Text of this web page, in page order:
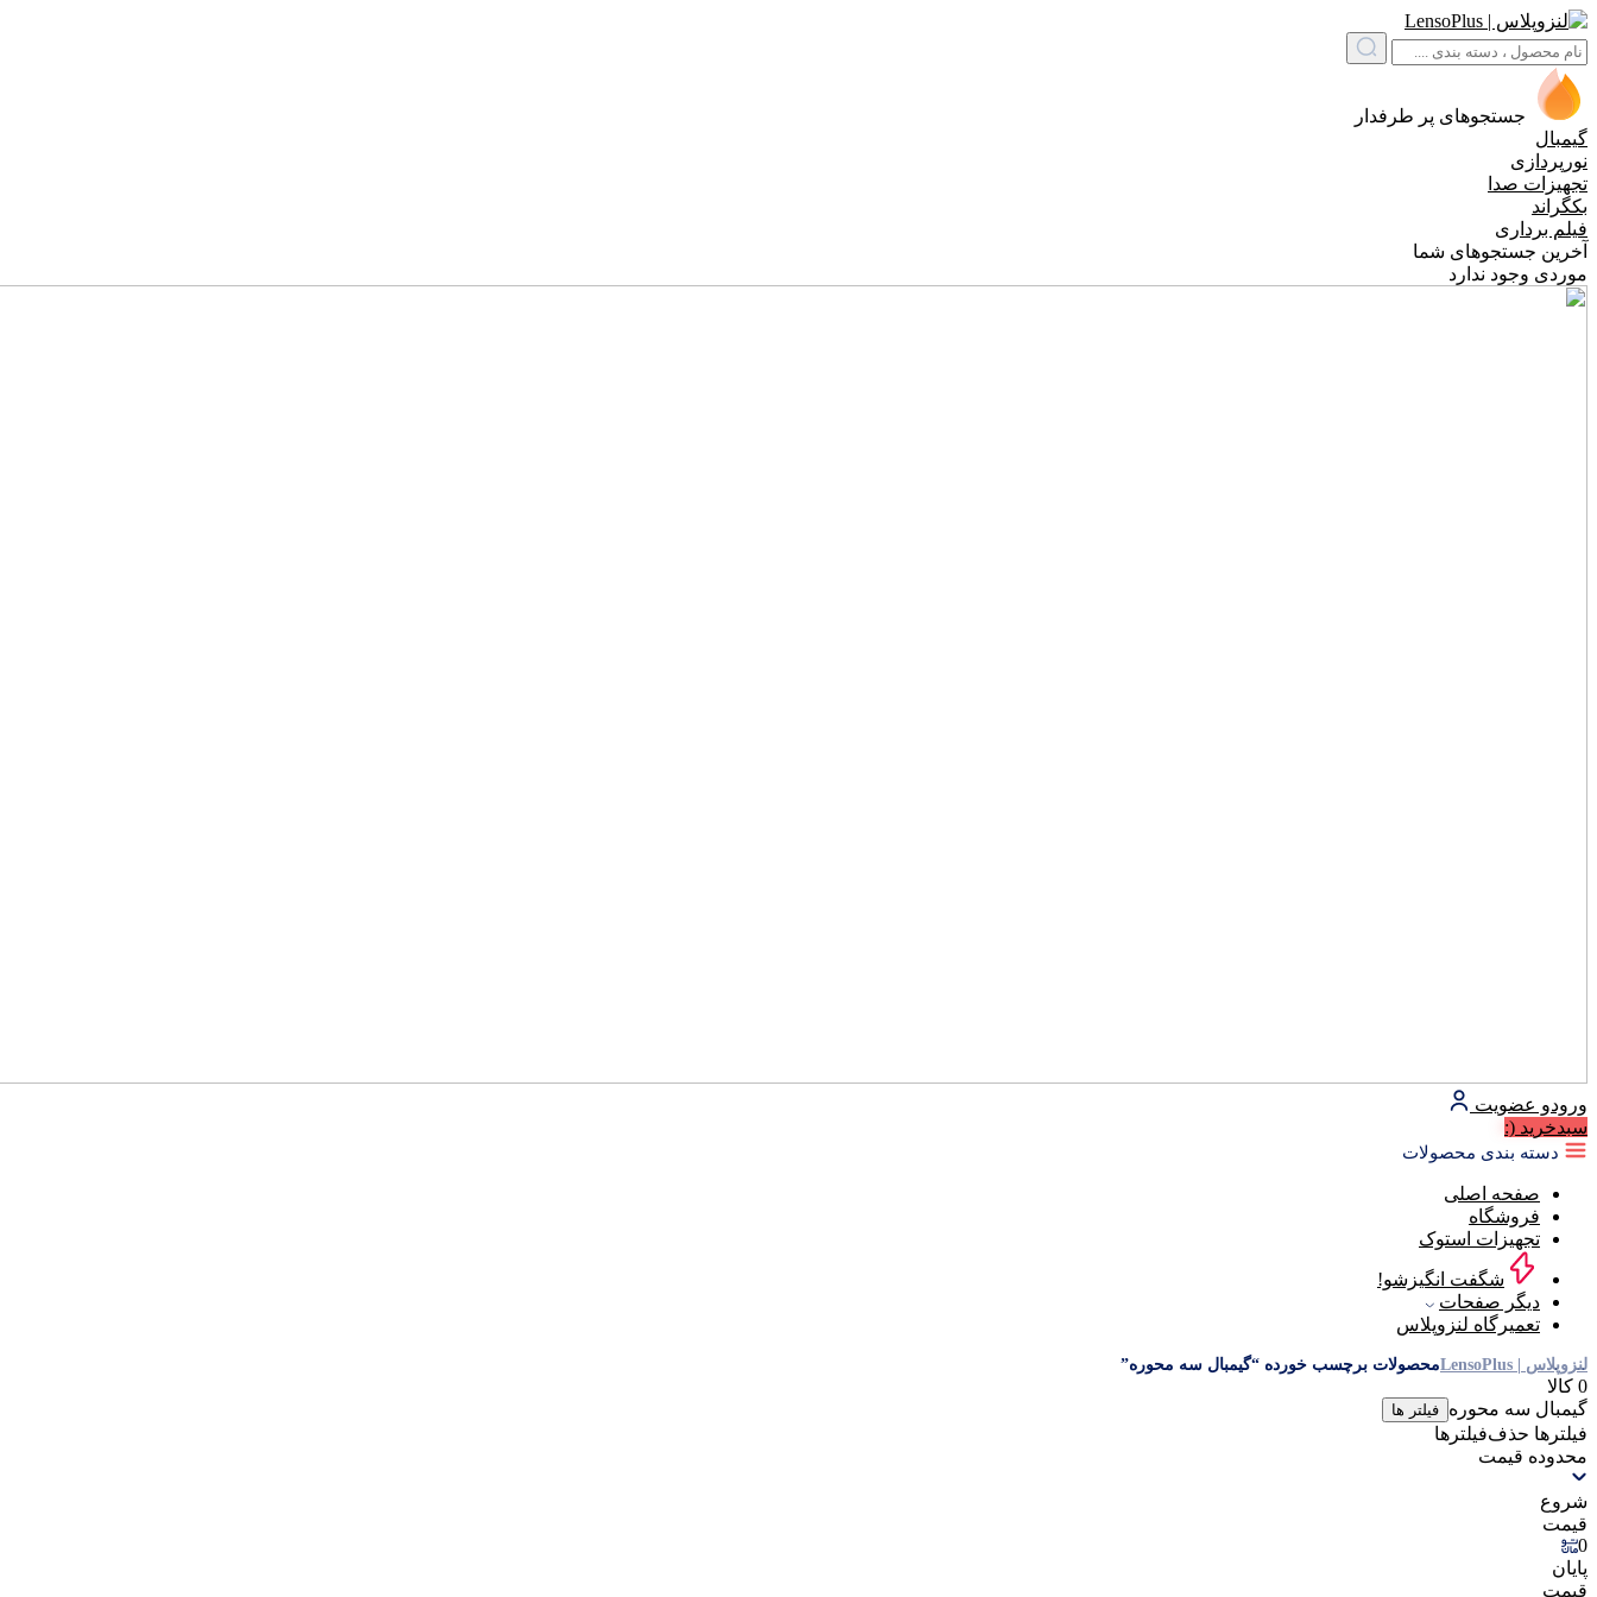
جستجوهای پر طرفدار
گیمبال
نورپردازی
تجهیزات صدا
بکگراند
فیلم برداری
آخرین جستجوهای شما
موردی وجود ندارد
ورودو عضویت
سبد‌خرید (:
دسته بندی محصولات
صفحه اصلی
فروشگاه
تجهیزات استوک
شگفت انگیزشو!
دیگر صفحات
تعمیرگاه لنزوپلاس
لنزوپلاس | LensoPlus محصولات برچسب خورده “گیمبال سه محوره”
0 کالا
گیمبال سه محوره فیلتر ها
فیلترها حذف‌فیلتر‌ها
محدوده قیمت
شروع
قیمت
0
پایان
قیمت